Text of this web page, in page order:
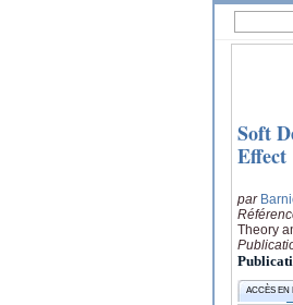
Soft
Effect
par
Theory
ACCÈS EN